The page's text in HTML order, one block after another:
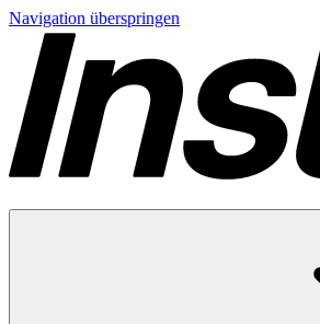
Navigation überspringen